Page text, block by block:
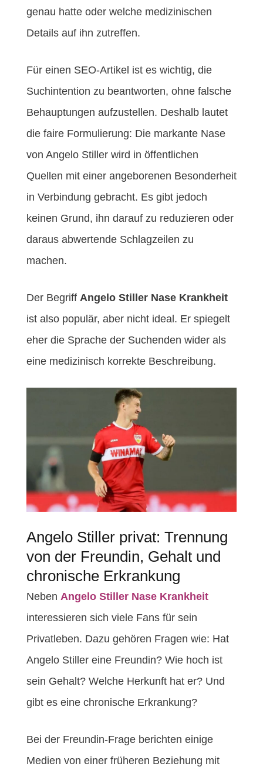
genau hatte oder welche medizinischen
Details auf ihn zutreffen.
Für einen SEO-Artikel ist es wichtig, die
Suchintention zu beantworten, ohne falsche
Behauptungen aufzustellen. Deshalb lautet
die faire Formulierung: Die markante Nase
von Angelo Stiller wird in öffentlichen
Quellen mit einer angeborenen Besonderheit
in Verbindung gebracht. Es gibt jedoch
keinen Grund, ihn darauf zu reduzieren oder
daraus abwertende Schlagzeilen zu
machen.
Der Begriff Angelo Stiller Nase Krankheit
ist also populär, aber nicht ideal. Er spiegelt
eher die Sprache der Suchenden wider als
eine medizinisch korrekte Beschreibung.
Angelo Stiller privat: Trennung
von der Freundin, Gehalt und
chronische Erkrankung
Neben Angelo Stiller Nase Krankheit
interessieren sich viele Fans für sein
Privatleben. Dazu gehören Fragen wie: Hat
Angelo Stiller eine Freundin? Wie hoch ist
sein Gehalt? Welche Herkunft hat er? Und
gibt es eine chronische Erkrankung?
Bei der Freundin-Frage berichten einige
Medien von einer früheren Beziehung mit